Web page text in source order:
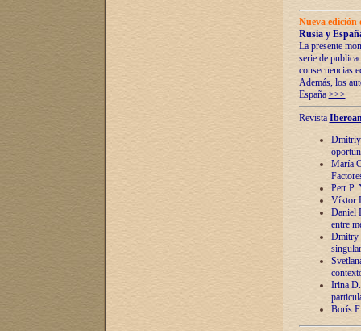
Nueva
Rusia y
La presente
serie de
consecuencias
Además, los
España >>>
Revista
Dmitriy
María
Petr P.
Víktor
Daniel
entre
Dmitry
Irina
Borís